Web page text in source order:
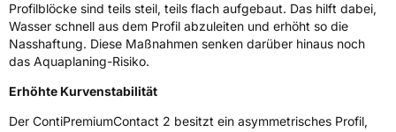
Profilblöcke sind teils steil, teils flach aufgebaut. Das hilft dabei,
Wasser schnell aus dem Profil abzuleiten und erhöht so die
Nasshaftung. Diese Maßnahmen senken darüber hinaus noch
das Aquaplaning-Risiko.
Erhöhte Kurvenstabilität
Der ContiPremiumContact 2 besitzt ein asymmetrisches Profil,